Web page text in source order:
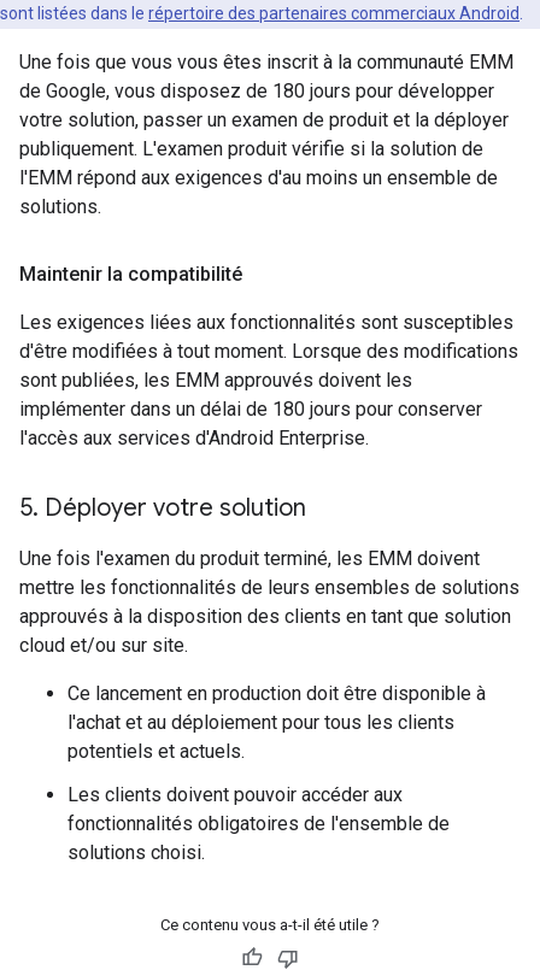
sont listées dans le répertoire des partenaires commerciaux Android
Une fois que vous vous êtes inscrit à la communauté EMM
de Google, vous disposez de 180 jours pour développer
votre solution, passer un examen de produit et la déployer
publiquement. L'examen produit vérifie si la solution de
l'EMM répond aux exigences d'au moins un ensemble de
solutions.
Maintenir la compatibilité
Les exigences liées aux fonctionnalités sont susceptibles
d'être modifiées à tout moment. Lorsque des modifications
sont publiées, les EMM approuvés doivent les
implémenter dans un délai de 180 jours pour conserver
l'accès aux services d'Android Enterprise.
5. Déployer votre solution
Une fois l'examen du produit terminé, les EMM doivent
mettre les fonctionnalités de leurs ensembles de solutions
approuvés à la disposition des clients en tant que solution
cloud et/ou sur site.
Ce lancement en production doit être disponible à
l'achat et au déploiement pour tous les clients
potentiels et actuels.
Les clients doivent pouvoir accéder aux
fonctionnalités obligatoires de l'ensemble de
solutions choisi.
Ce contenu vous a-t-il été utile ?